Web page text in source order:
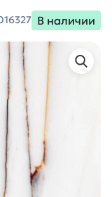
В наличии